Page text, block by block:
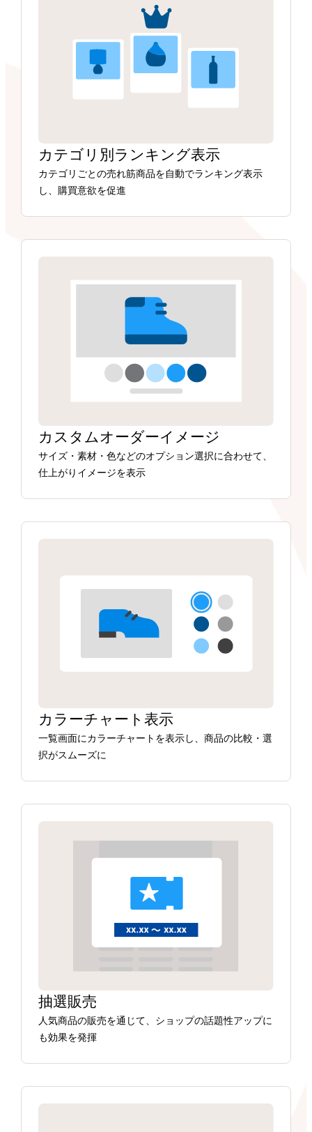
カテゴリ別ランキング表示
カテゴリごとの売れ筋商品を自動でランキング表示
し、購買意欲を促進
カスタムオーダーイメージ
サイズ・素材・色などのオプション選択に合わせて、
仕上がりイメージを表示
カラーチャート表示
一覧画面にカラーチャートを表示し、商品の比較・選
択がスムーズに
抽選販売
人気商品の販売を通じて、ショップの話題性アップに
も効果を発揮